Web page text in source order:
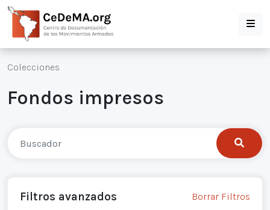
Colecciones
Fondos impresos
Filtros avanzados Borrar Filtros